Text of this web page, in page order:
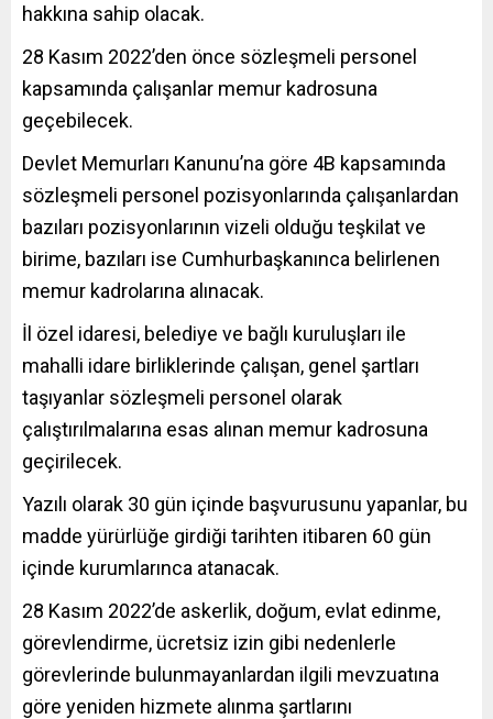
hakkına sahip olacak.
28 Kasım 2022’den önce sözleşmeli personel
kapsamında çalışanlar memur kadrosuna
geçebilecek.
Devlet Memurları Kanunu’na göre 4B kapsamında
sözleşmeli personel pozisyonlarında çalışanlardan
bazıları pozisyonlarının vizeli olduğu teşkilat ve
birime, bazıları ise Cumhurbaşkanınca belirlenen
memur kadrolarına alınacak.
İl özel idaresi, belediye ve bağlı kuruluşları ile
mahalli idare birliklerinde çalışan, genel şartları
taşıyanlar sözleşmeli personel olarak
çalıştırılmalarına esas alınan memur kadrosuna
geçirilecek.
Yazılı olarak 30 gün içinde başvurusunu yapanlar, bu
madde yürürlüğe girdiği tarihten itibaren 60 gün
içinde kurumlarınca atanacak.
28 Kasım 2022’de askerlik, doğum, evlat edinme,
görevlendirme, ücretsiz izin gibi nedenlerle
görevlerinde bulunmayanlardan ilgili mevzuatına
göre yeniden hizmete alınma şartlarını